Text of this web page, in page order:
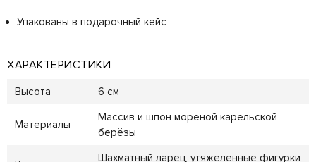
Упакованы в подарочный кейс
ХАРАКТЕРИСТИКИ
Высота 6 см
Материалы
Массив и шпон мореной карельской
берёзы
Шахматный ларец, утяжеленные фигурки